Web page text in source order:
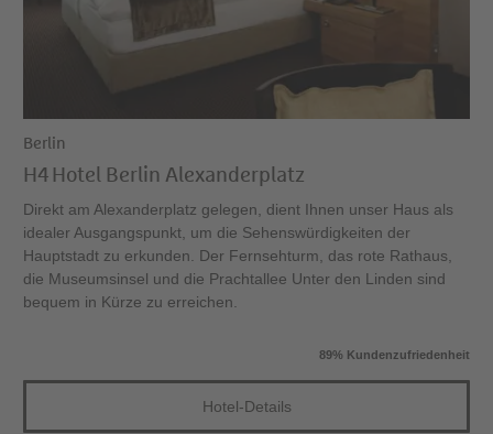
Berlin
H4 Hotel Berlin Alexanderplatz
Direkt am Alexanderplatz gelegen, dient Ihnen unser Haus als
idealer Ausgangspunkt, um die Sehenswürdigkeiten der
Hauptstadt zu erkunden. Der Fernsehturm, das rote Rathaus,
die Museumsinsel und die Prachtallee Unter den Linden sind
bequem in Kürze zu erreichen.
89% Kundenzufriedenheit
Hotel-Details